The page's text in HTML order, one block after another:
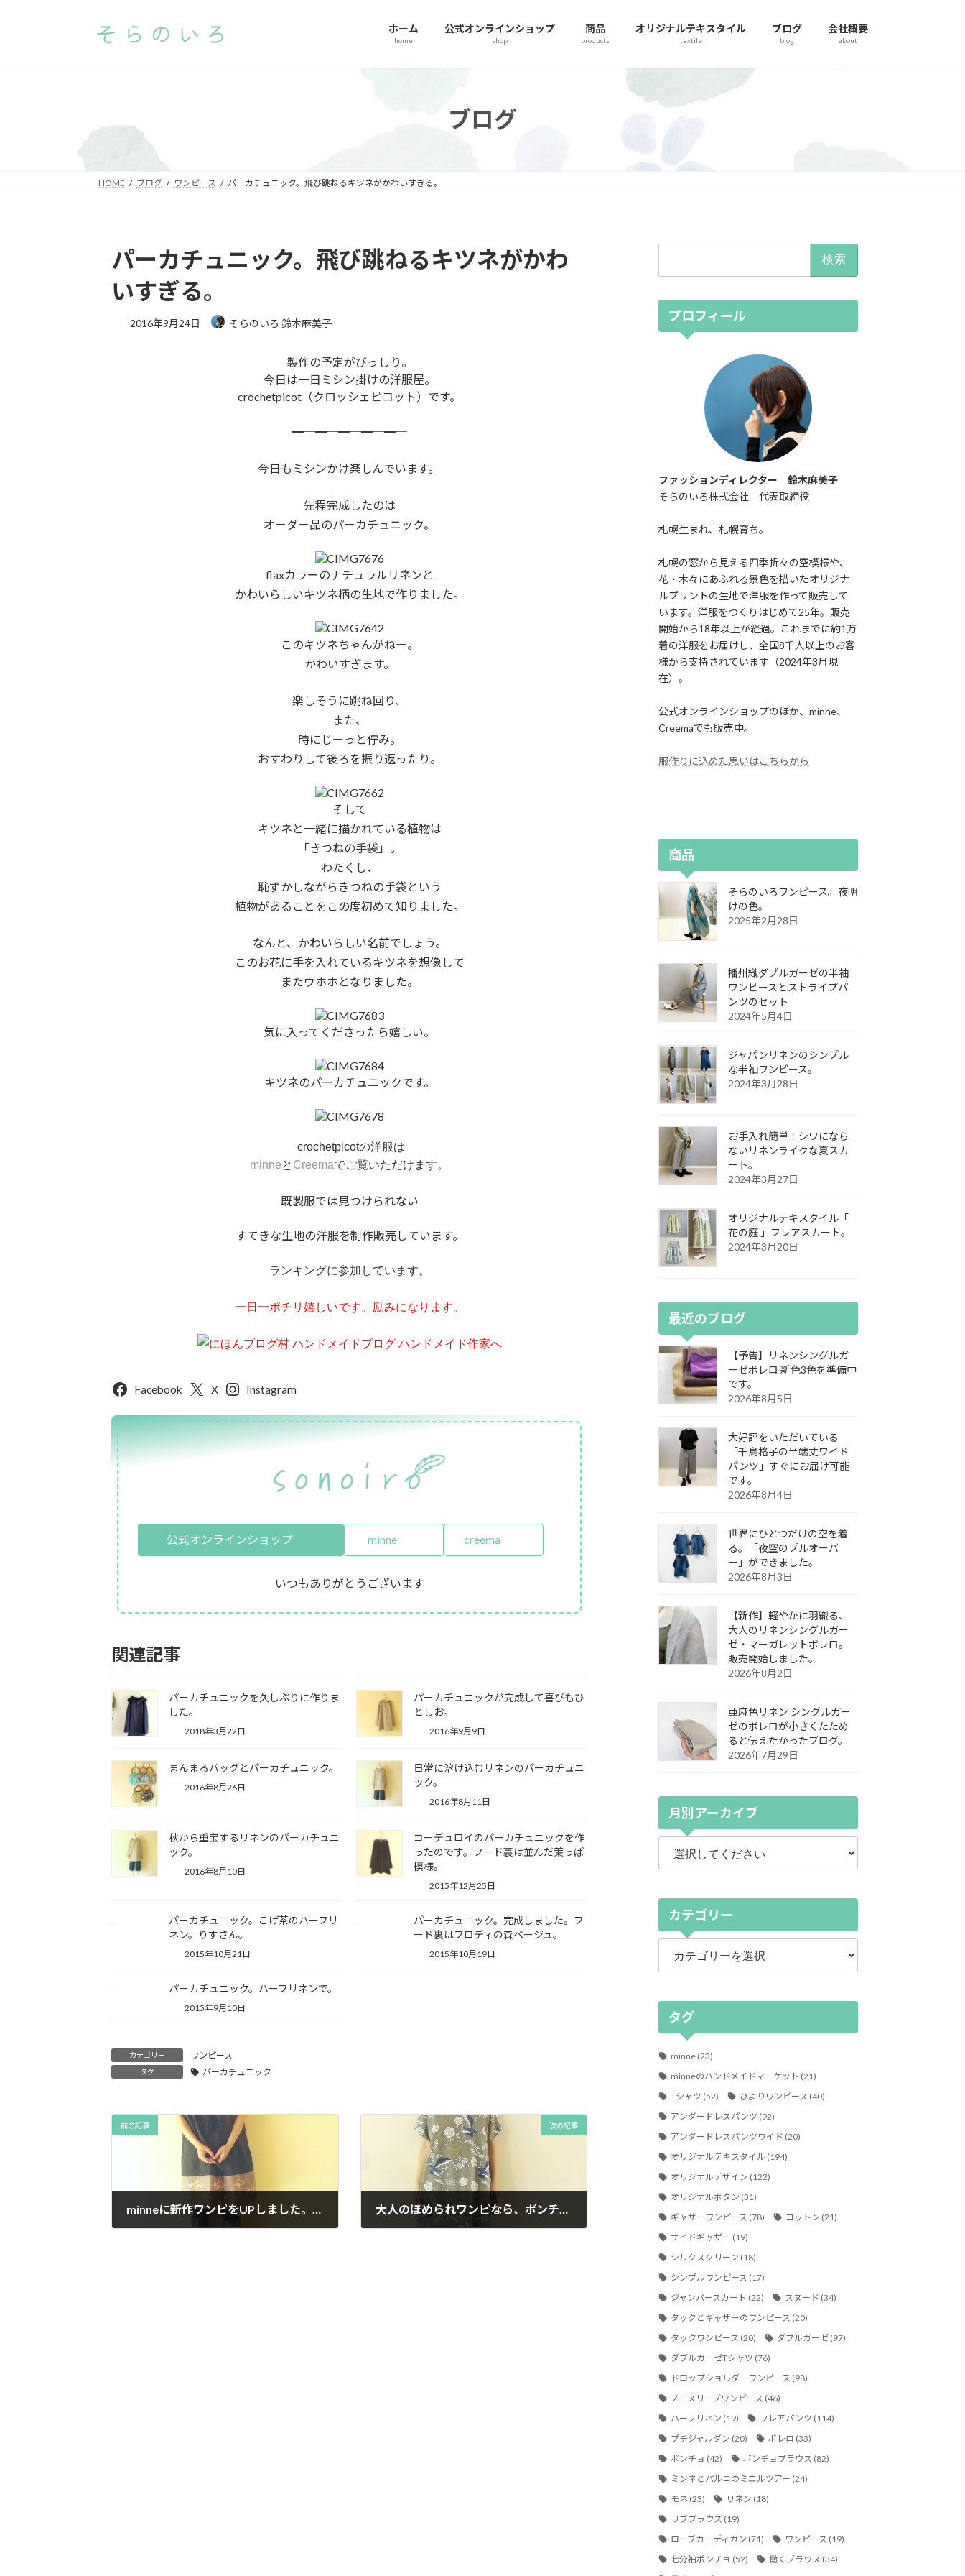
ホーム
home
公式オンラインショップ
shop
商品
products
オリジナルテキスタイル
textile
ブログ
blog
会社概要
about
ブログ
HOME ブログ ワンピース パーカチュニック。飛び跳ねるキツネがかわいすぎる。
パーカチュニック。飛び跳ねるキツネがかわ
いすぎる。
2016年9月24日 そらのいろ 鈴木麻美子
製作の予定がびっしり。
今日は一日ミシン掛けの洋服屋。
crochetpicot（クロッシェピコット）です。
━─━─━─━─━─
今日もミシンかけ楽しんでいます。
先程完成したのは
オーダー品のパーカチュニック。
flaxカラーのナチュラルリネンと
かわいらしいキツネ柄の生地で作りました。
このキツネちゃんがねー。
かわいすぎます。
楽しそうに跳ね回り、
また、
時にじーっと佇み。
おすわりして後ろを振り返ったり。
そして
キツネと一緒に描かれている植物は
「きつねの手袋」。
わたくし、
恥ずかしながらきつねの手袋という
植物があることをこの度初めて知りました。
なんと、かわいらしい名前でしょう。
このお花に手を入れているキツネを想像して
またウホホとなりました。
気に入ってくださったら嬉しい。
キツネのパーカチュニックです。
crochetpicotの洋服は
minneと Creemaでご覧いただけます。
既製服では見つけられない
すてきな生地の洋服を制作販売しています。
ランキングに参加しています。
一日一ポチリ嬉しいです。励みになります。
Facebook X Instagram
公式オンラインショップ minne creema
いつもありがとうございます
関連記事
パーカチュニックを久しぶりに作りま
した。
2018年3月22日
パーカチュニックが完成して喜びもひ
としお。
2016年9月9日
まんまるバッグとパーカチュニック。
2016年8月26日
日常に溶け込むリネンのパーカチュニ
ック。
2016年8月11日
秋から重宝するリネンのパーカチュニ
ック。
2016年8月10日
コーデュロイのパーカチュニックを作
ったのです。フード裏は並んだ葉っぱ
模様。
2015年12月25日
パーカチュニック。こげ茶のハーフリ
ネン。りすさん。
2015年10月21日
パーカチュニック。完成しました。フ
ード裏はフロディの森ベージュ。
2015年10月19日
パーカチュニック。ハーフリネンで。
2015年9月10日
カテゴリー ワンピース
タグ パーカチュニック
前の記事
minneに新作ワンピをUPしました。今日は４着です。
次の記事
大人のほめられワンピなら、ポンチョワンピがとてもいい。minneの再入荷デーでGET。
プロフィール
ファッションディレクター 鈴木麻美子
そらのいろ株式会社 代表取締役
札幌生まれ、札幌育ち。
札幌の窓から見える四季折々の空模様や、
花・木々にあふれる景色を描いたオリジナ
ルプリントの生地で洋服を作って販売して
います。洋服をつくりはじめて25年。販売
開始から18年以上が経過。これまでに約1万
着の洋服をお届けし、全国8千人以上のお客
様から支持されています（2024年3月現
在）。
公式オンラインショップのほか、minne、
Creemaでも販売中。
服作りに込めた思いはこちらから
商品
そらのいろワンピース。夜明
けの色。
2025年2月28日
播州織ダブルガーゼの半袖
ワンピースとストライプパ
ンツのセット
2024年5月4日
ジャパンリネンのシンプル
な半袖ワンピース。
2024年3月28日
お手入れ簡単！シワになら
ないリネンライクな夏スカ
ート。
2024年3月27日
オリジナルテキスタイル「
花の庭 」フレアスカート。
2024年3月20日
最近のブログ
【予告】リネンシングルガ
ーゼボレロ 新色3色を準備中
です。
2026年8月5日
大好評をいただいている
「千鳥格子の半端丈ワイド
パンツ」すぐにお届け可能
です。
2026年8月4日
世界にひとつだけの空を着
る。「夜空のプルオーバ
ー」ができました。
2026年8月3日
【新作】軽やかに羽織る、
大人のリネンシングルガー
ゼ・マーガレットボレロ。
販売開始しました。
2026年8月2日
亜麻色リネン シングルガー
ゼのボレロが小さくたため
ると伝えたかったブログ。
2026年7月29日
月別アーカイブ
カテゴリー
カ
ゴ
タグ
minne(23)
minneのハンドメイドマーケット (21)
Tシャツ (52) ひよりワンピース (40)
アンダードレスパンツ (92)
アンダードレスパンツワイド (20)
オリジナルテキスタイル (194)
オリジナルデザイン (122)
オリジナルボタン (31)
ギャザーワンピース (78) コットン (21)
サイドギャザー (19)
シルクスクリーン (18)
シンプルワンピース (17)
ジャンパースカート (22) スヌード (34)
タックとギャザーのワンピース (20)
タックワンピース (20) ダブルガーゼ (97)
ダブルガーゼTシャツ (76)
ドロップショルダーワンピース (98)
ノースリーブワンピース (46)
ハーフリネン (19) フレアパンツ (114)
プチジャルダン (20) ボレロ (33)
ポンチョ (42) ポンチョブラウス (82)
ミンネとパルコのミエルツアー (24)
モネ(23) リネン (18)
リブブラウス (19)
ローブカーディガン (71) ワンピース (19)
七分袖ポンチョ (52) 働くブラウス (34)